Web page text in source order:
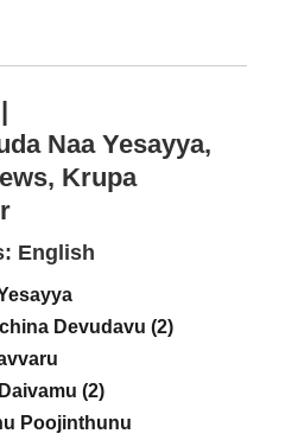
Naa Yesayya,
Krupa
English
Devudavu (2)
(2)
Poojinthunu